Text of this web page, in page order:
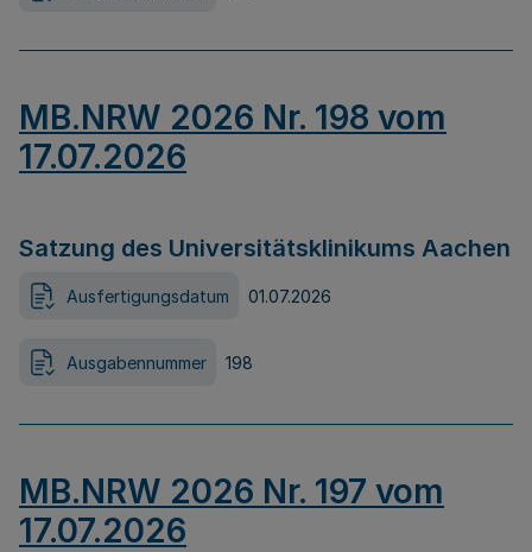
MB.NRW 2026 Nr. 198 vom
17.07.2026
Satzung des Universitätsklinikums Aachen
Ausfertigungsdatum 01.07.2026
Ausgabennummer 198
MB.NRW 2026 Nr. 197 vom
17.07.2026